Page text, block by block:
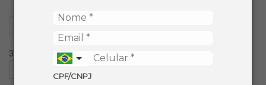
CPF/CNPJ
3 produtos ordenados por: